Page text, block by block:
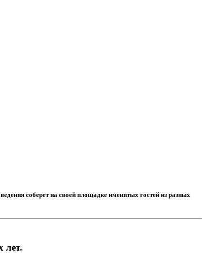
соберет на своей площадке именитых гостей из разных
лет.